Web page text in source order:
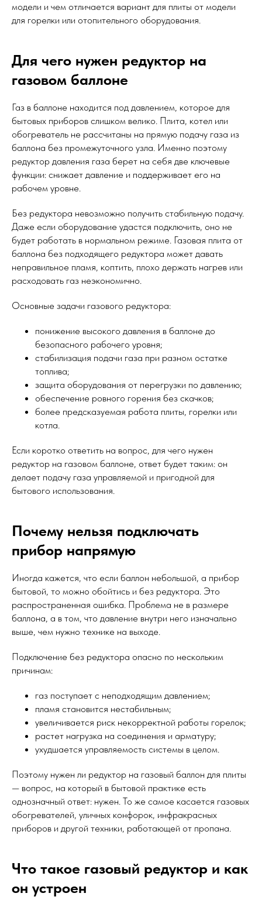
модели и чем отличается вариант для плиты от модели
для горелки или отопительного оборудования.
Для чего нужен редуктор на
газовом баллоне
Газ в баллоне находится под давлением, которое для
бытовых приборов слишком велико. Плита, котел или
обогреватель не рассчитаны на прямую подачу газа из
баллона без промежуточного узла. Именно поэтому
редуктор давления газа берет на себя две ключевые
функции: снижает давление и поддерживает его на
рабочем уровне.
Без редуктора невозможно получить стабильную подачу.
Даже если оборудование удастся подключить, оно не
будет работать в нормальном режиме. Газовая плита от
баллона без подходящего редуктора может давать
неправильное пламя, коптить, плохо держать нагрев или
расходовать газ неэкономично.
Основные задачи газового редуктора:
понижение высокого давления в баллоне до
безопасного рабочего уровня;
стабилизация подачи газа при разном остатке
топлива;
защита оборудования от перегрузки по давлению;
обеспечение ровного горения без скачков;
более предсказуемая работа плиты, горелки или
котла.
Если коротко ответить на вопрос, для чего нужен
редуктор на газовом баллоне, ответ будет таким: он
делает подачу газа управляемой и пригодной для
бытового использования.
Почему нельзя подключать
прибор напрямую
Иногда кажется, что если баллон небольшой, а прибор
бытовой, то можно обойтись и без редуктора. Это
распространенная ошибка. Проблема не в размере
баллона, а в том, что давление внутри него изначально
выше, чем нужно технике на выходе.
Подключение без редуктора опасно по нескольким
причинам:
газ поступает с неподходящим давлением;
пламя становится нестабильным;
увеличивается риск некорректной работы горелок;
растет нагрузка на соединения и арматуру;
ухудшается управляемость системы в целом.
Поэтому нужен ли редуктор на газовый баллон для плиты
— вопрос, на который в бытовой практике есть
однозначный ответ: нужен. То же самое касается газовых
обогревателей, уличных конфорок, инфракрасных
приборов и другой техники, работающей от пропана.
Что такое газовый редуктор и как
он устроен